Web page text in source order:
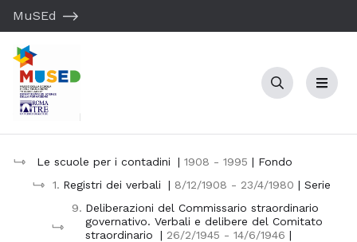
MuSEd
Cerca Menu
Le scuole per i contadini | 1908 - 1995 | Fondo
1. Registri dei verbali | 8/12/1908 - 23/4/1980 | Serie
9. Deliberazioni del Commissario straordinario
governativo. Verbali e delibere del Comitato
straordinario
| 26/2/1945 - 14/6/1946 |